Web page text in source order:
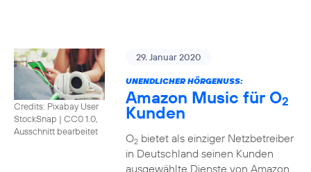
Credits: Pixabay User
StockSnap | CC0 1.0,
Ausschnitt bearbeitet
29. Januar 2020
UNENDLICHER HÖRGENUSS:
Amazon Music für O2
Kunden
O2bietet als einziger Netzbetreiber
in Deutschland seinen Kunden
ausgewählte Dienste von Amazon